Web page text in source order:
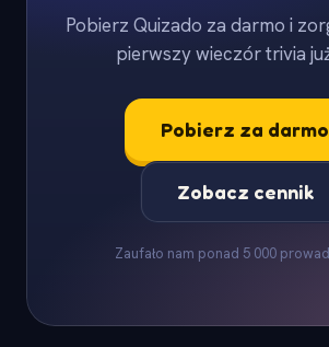
Pobierz Quizado za darmo i
pierwszy wieczór trivia
Pobierz za darmo
Zobacz cennik
Zaufało nam ponad 5 000